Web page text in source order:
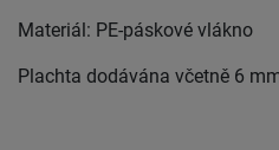
Materiál: PE-páskové vlákno
Plachta dodávána včetně 6